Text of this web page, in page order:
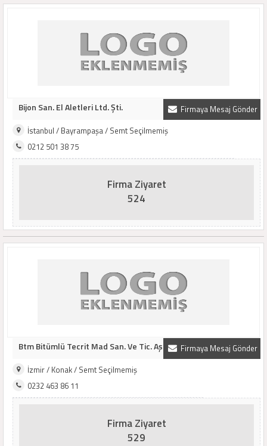
Firmaya Mesaj Gönder
Bijon San. El Aletleri Ltd. Şti.
İstanbul / Bayrampaşa / Semt Seçilmemiş
0212 501 38 75
Firma Ziyaret
524
Firmaya Mesaj Gönder
Btm Bitümlü Tecrit Mad San. Ve Tic. Aş
İzmir / Konak / Semt Seçilmemiş
0232 463 86 11
Firma Ziyaret
529